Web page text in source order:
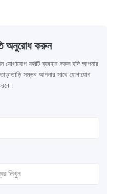
অনুরোধ করুন
ফর্মটি ব্যবহার করুন যদি আপনার
সম্ভব আপনার সাথে যোগাযোগ